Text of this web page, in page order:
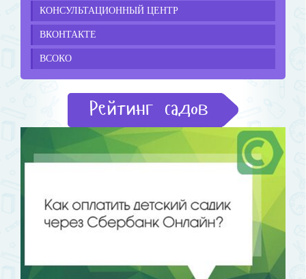
КОНСУЛЬТАЦИОННЫЙ ЦЕНТР
ВКОНТАКТЕ
ВСОКО
Рейтинг садов